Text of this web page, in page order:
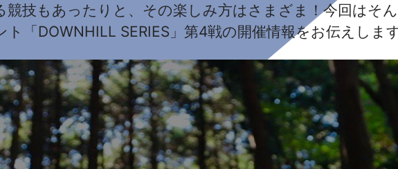
技もあったりと、その楽しみ方はさまざま！今回はそ
「DOWNHILL SERIES」第4戦の開催情報をお伝えします